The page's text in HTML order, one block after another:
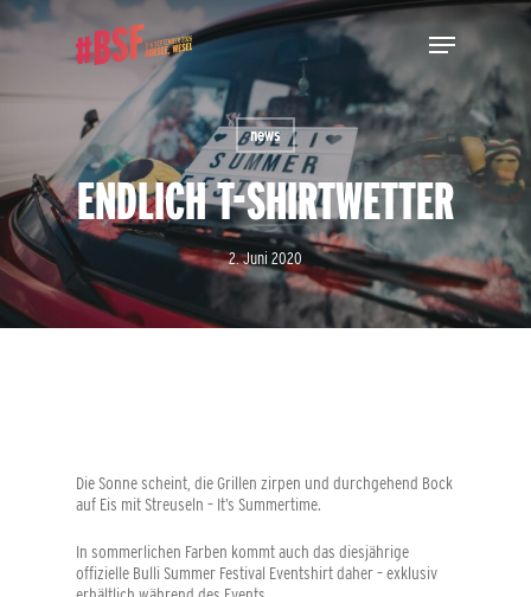
Skip
to
Menu
news
ENDLICH T-SHIRTWETTER
2. Juni 2020
Die Sonne scheint, die Grillen zirpen und durchgehend Bock
auf Eis mit Streuseln – It’s Summertime.
In sommerlichen Farben kommt auch das diesjährige
offizielle Bulli Summer Festival Eventshirt daher – exklusiv
Close
Menu